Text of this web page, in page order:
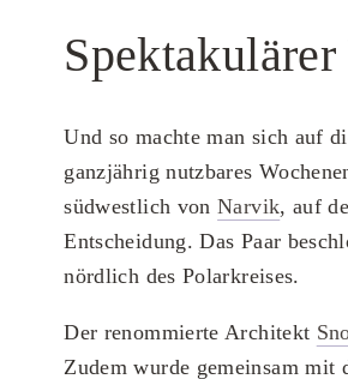
Spektakulärer
Und so machte man sich auf
ganzjährig nutzbares
südwestlich vonNarvik, auf
Entscheidung. Das Paar
nördlich des Polarkreises.
Der renommierte Architekt
Zudem wurde gemeinsam mit